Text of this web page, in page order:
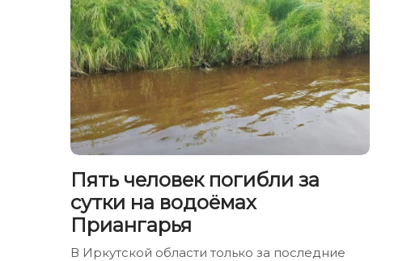
Пять человек погибли за
сутки на водоёмах
Приангарья
В Иркутской области только за последние